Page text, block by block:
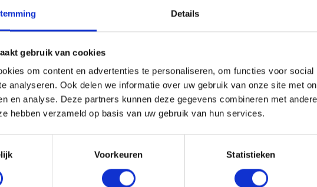
Details
gebruik van cookies
om content en advertenties te personaliseren, om functies voor
analyseren. Ook delen we informatie over uw gebruik van onze site met
en analyse. Deze partners kunnen deze gegevens combineren met
hebben verzameld op basis van uw gebruik van hun services.
Voorkeuren Statistieken
altijd minimaal één barista die meegaat. Een barista is een Italiaanse benaming
welkom en neemt alle zorgen uit handen. Iedere barista heeft een professionele
maar vaak lusten mensen ook wel een warm kopje koffie. Een lekkere
koffiebars huren? Omdat ze:
stroompunt nodig